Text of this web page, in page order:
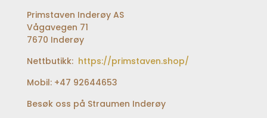
Primstaven Inderøy AS
Vågavegen 71
7670 Inderøy
Nettbutikk: https://primstaven.shop/
Mobil: +47 92644653
Besøk oss på Straumen Inderøy